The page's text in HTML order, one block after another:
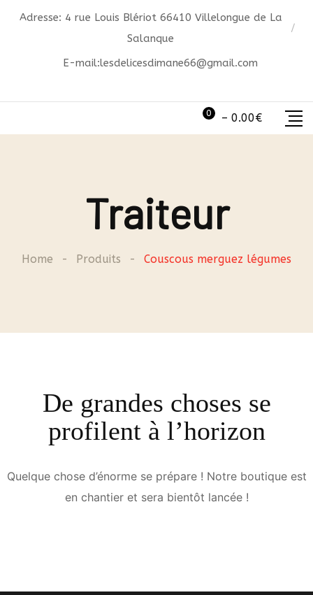
Adresse: 4 rue Louis Blériot 66410 Villelongue de La
Salanque
E-mail:lesdelicesdimane66@gmail.com
0 – 0.00€
Traiteur
Home - Produits - Couscous merguez légumes
De grandes choses se
profilent à l’horizon
Quelque chose d’énorme se prépare ! Notre boutique est
en chantier et sera bientôt lancée !